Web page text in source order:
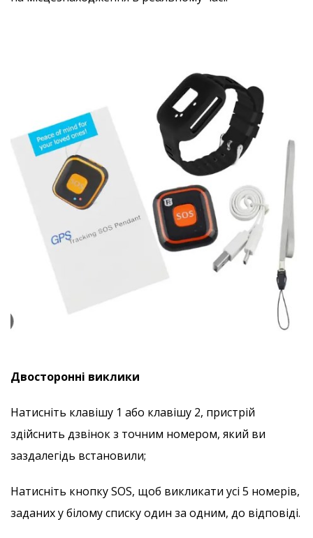
Двосторонні виклики
Натисніть клавішу 1 або клавішу 2, пристрій
здійснить дзвінок з точним номером, який ви
заздалегідь встановили;
Натисніть кнопку SOS, щоб викликати усі 5 номерів,
заданих у білому списку один за одним, до відповіді.